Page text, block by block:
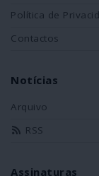
Política de
Contactos
Notícias
Arquivo
RSS
Assinaturas